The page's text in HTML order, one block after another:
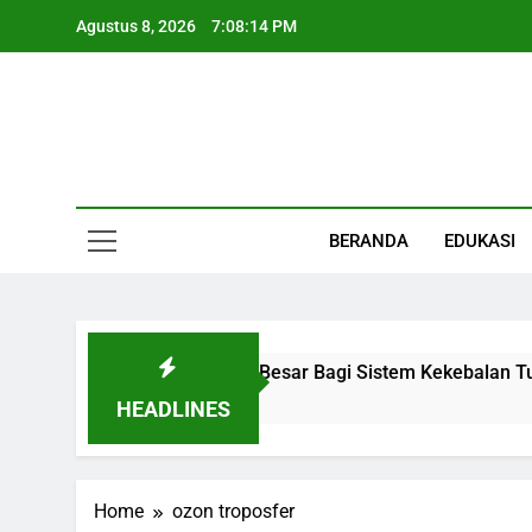
Agustus 8, 2026 7:08:15 PM
BERANDA EDUKASI
HEADLINES
Kecil Dengan Peran Besar Bagi Sistem Kekebalan
Home ozon troposfer